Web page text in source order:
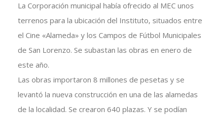
La Corporación municipal había ofrecido al MEC unos
terrenos para la ubicación del Instituto, situados entre
el Cine «Alameda» y los Campos de Fútbol Municipales
de San Lorenzo. Se subastan las obras en enero de
este año.
Las obras importaron 8 millones de pesetas y se
levantó la nueva construcción en una de las alamedas
de la localidad. Se crearon 640 plazas. Y se podían